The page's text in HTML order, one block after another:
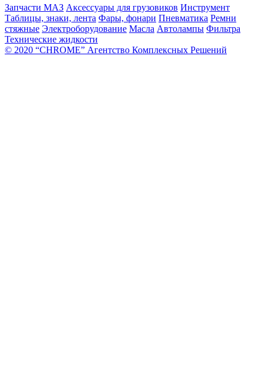
Запчасти МАЗ Аксессуары для грузовиков Инструмент
Таблицы, знаки, лента Фары, фонари Пневматика Ремни
стяжные Электроборудование Масла Автолампы Фильтра
Технические жидкости
© 2020 “CHROME” Агентство Комплексных Решений